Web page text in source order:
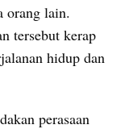
orang lain.
tersebut kerap
hidup dan
perasaan